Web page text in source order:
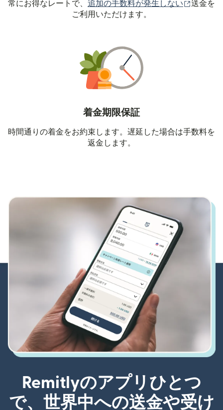
常にお得なレートで、 追加の手数料が発生しない （別ウ
送金を
ご利用いただけます。
着金期限保証
時間通りの着金をお約束します。遅延した場合は手数料を
返金します。
Remitlyのアプリひとつ
で、世界中への送金や受け